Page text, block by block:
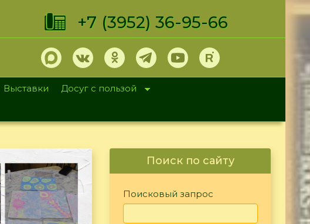
+7 (3952) 36-95-66
Выставки
Досуг с пользой
Поиск по сайту
Поисковый запрос